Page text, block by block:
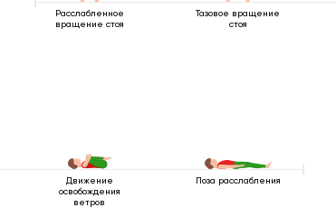
Расслабленное
вращение стоя
Тазовое вращение
стоя
Движение
освобождения
ветров
Поза расслабления